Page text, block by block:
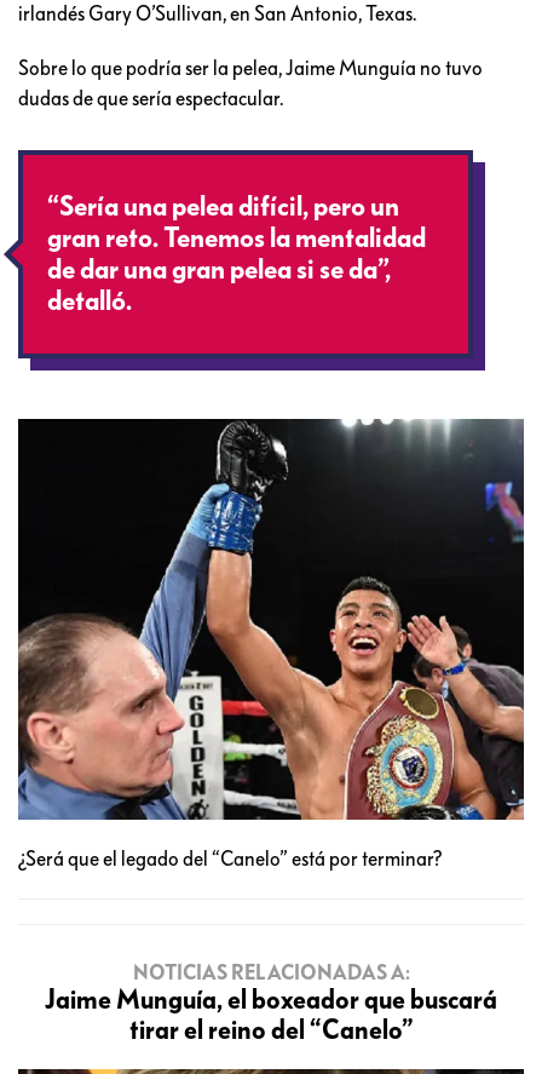
irlandés Gary O’Sullivan, en San Antonio, Texas.
Sobre lo que podría ser la pelea, Jaime Munguía no tuvo
dudas de que sería espectacular.
“Sería una pelea difícil, pero un
gran reto. Tenemos la mentalidad
de dar una gran pelea si se da”,
detalló.
¿Será que el legado del “Canelo” está por terminar?
NOTICIAS RELACIONADAS A:
Jaime Munguía, el boxeador que buscará
tirar el reino del “Canelo”